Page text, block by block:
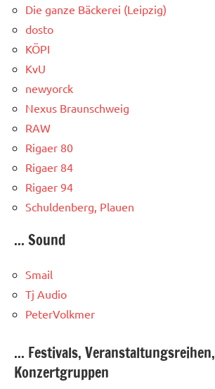
Die ganze Bäckerei (Leipzig)
dosto
KÖPI
KvU
newyorck
Nexus Braunschweig
RAW
Rigaer 80
Rigaer 84
Rigaer 94
Schuldenberg, Plauen
... Sound
Smail
Tj Audio
PeterVolkmer
... Festivals, Veranstaltungsreihen,
Konzertgruppen